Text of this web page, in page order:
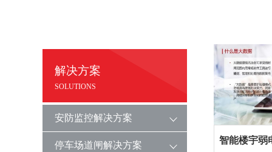
解决方案
SOLUTIONS
安防监控解决方案
停车场道闸解决方案 智能楼宇弱